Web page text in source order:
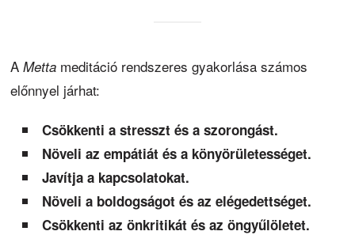
AMetta meditáció rendszeres gyakorlása számos
előnnyel járhat:
Csökkenti a stresszt és a szorongást.
Növeli az empátiát és a könyörületességet.
Javítja a kapcsolatokat.
Növeli a boldogságot és az elégedettséget.
Csökkenti az önkritikát és az öngyűlöletet.